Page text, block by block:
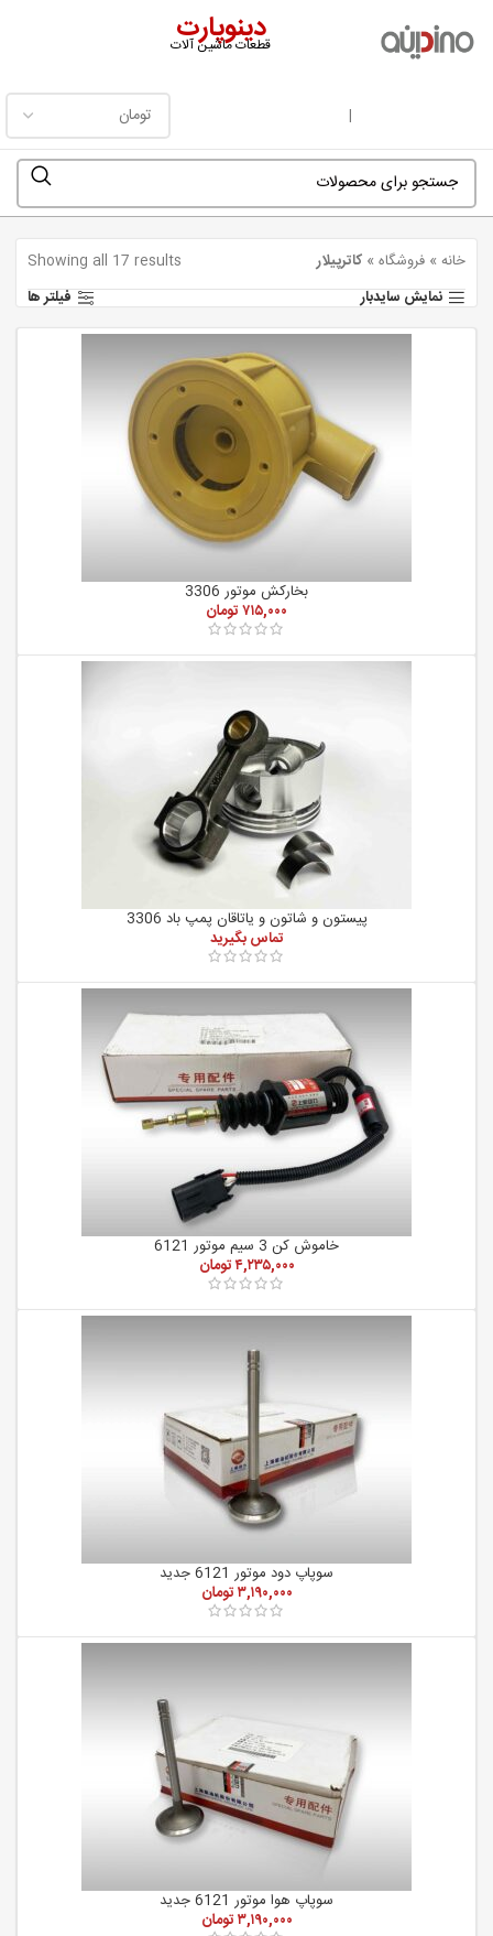
دینوپارت
قطعات ماشین آلات
|
خانه» فروشگاه» کاترپیلار
Showing all 17 results
نمایش سایدبار
فیلتر ها
بخارکش موتور 3306
۷۱۵,۰۰۰تومان
پیستون و شاتون و یاتاقان پمپ باد 3306
خاموش کن 3 سیم موتور 6121
۴,۲۳۵,۰۰۰تومان
سوپاپ دود موتور 6121 جدید
۳,۱۹۰,۰۰۰تومان
سوپاپ هوا موتور 6121 جدید
۳,۱۹۰,۰۰۰تومان